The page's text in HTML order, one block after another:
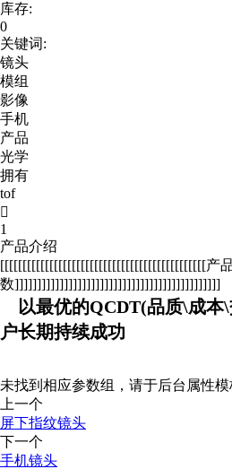
库存:
0
关键词:
镜头
模组
影像
手机
产品
光学
拥有
tof

1
产品介绍
[[[[[[[[[[[[[[[[[[[[[[[[[[[[[[[[[[[[[[[[[[[[[[产
数]]]]]]]]]]]]]]]]]]]]]]]]]]]]]]]]]]]]]]]]]]]]]]
以最优的QCDT(品质\成本
户长期持续成功
未找到相应参数组，请于后台属性
上一个
屏下指纹镜头
下一个
手机镜头